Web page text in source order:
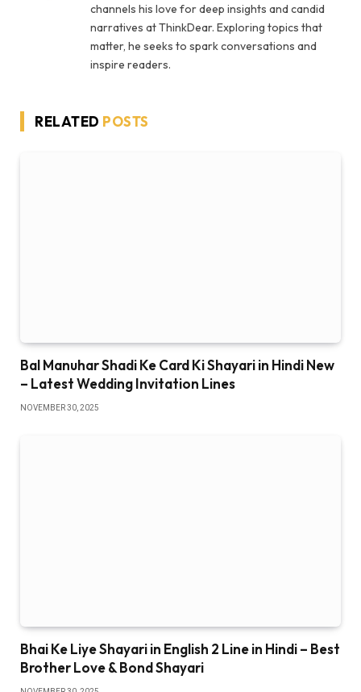
channels his love for deep insights and candid
narratives at ThinkDear. Exploring topics that
matter, he seeks to spark conversations and
inspire readers.
RELATED POSTS
Bal Manuhar Shadi Ke Card Ki Shayari in Hindi New
– Latest Wedding Invitation Lines
NOVEMBER 30, 2025
Bhai Ke Liye Shayari in English 2 Line in Hindi – Best
Brother Love & Bond Shayari